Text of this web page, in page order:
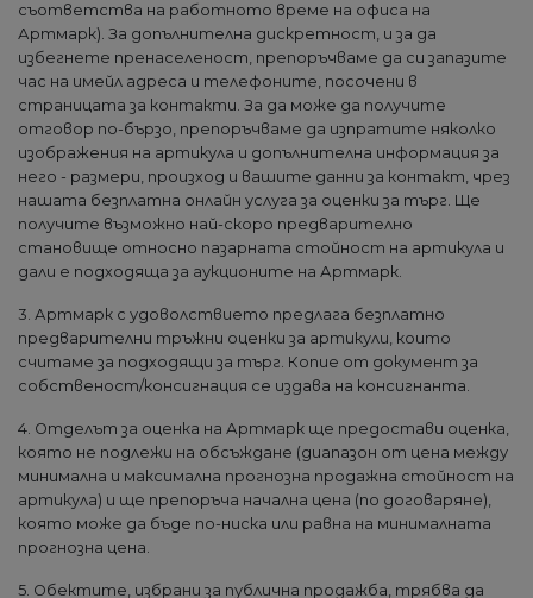
съответства на работното време на офиса на
Артмарк). За допълнителна дискретност, и за да
избегнете пренаселеност, препоръчваме да си запазите
час на имейл адреса и телефоните, посочени в
страницата за контакти. За да може да получите
отговор по-бързо, препоръчваме да изпратите няколко
изображения на артикула и допълнителна информация за
него - размери, произход и вашите данни за контакт, чрез
нашата безплатна онлайн услуга за оценки за търг. Ще
получите възможно най-скоро предварително
становище относно пазарната стойност на артикула и
дали е подходяща за аукционите на Артмарк.
3. Артмарк с удоволствието предлага безплатно
предварителни тръжни оценки за артикули, които
считаме за подходящи за търг. Копие от документ за
собственост/консигнация се издава на консигнанта.
4. Отделът за оценка на Артмарк ще предостави оценка,
която не подлежи на обсъждане (диапазон от цена между
минимална и максимална прогнозна продажна стойност на
артикула) и ще препоръча начална цена (по договаряне),
която може да бъде по-ниска или равна на минималната
прогнозна цена.
5. Обектите, избрани за публична продажба, трябва да